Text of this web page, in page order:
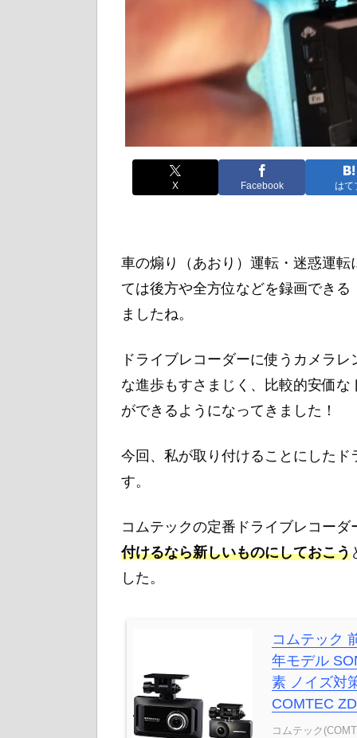
X Facebook はて
車の煽り（あおり）運転・迷惑運
ては後方や全方位などを録画できる
ましたね。
ドライブレコーダーに使うカメラ
な進歩もすさまじく、比較的安価
ができるようになってきました！
今回、私が取り付けることにしたド
す。
コムテックの定番ドライブレコー
付けるなら新しいものにしておこう
した。
コムテック
年モデル
素 ノイズ対
COMTEC
コムテック